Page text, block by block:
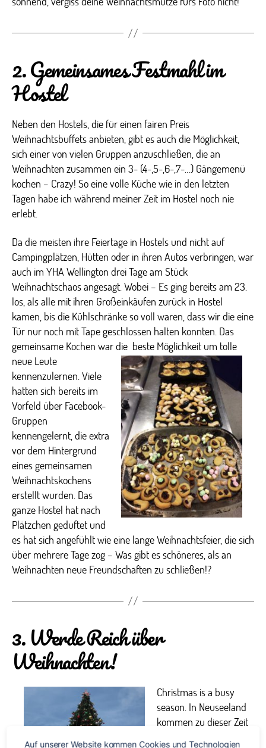
2. Gemeinsames Festmahl im
Hostel
Neben den Hostels, die für einen fairen Preis
Weihnachtsbuffets anbieten, gibt es auch die Möglichkeit,
sich einer von vielen Gruppen anzuschließen, die an
Weihnachten zusammen ein 3- (4-,5-,6-,7-…) Gängemenü
kochen – Crazy! So eine volle Küche wie in den letzten
Tagen habe ich während meiner Zeit im Hostel noch nie
erlebt.
Da die meisten ihre Feiertage in Hostels und nicht auf
Campingplätzen, Hütten oder in ihren Autos verbringen, war
auch im YHA Wellington drei Tage am Stück
Weihnachtschaos angesagt. Wobei – Es ging bereits am 23.
los, als alle mit ihren Großeinkäufen zurück in Hostel
kamen, bis die Kühlschränke so voll waren, dass wir die eine
Tür nur noch mit Tape geschlossen halten konnten. Das
gemeinsame Kochen war die beste Möglichkeit um tolle
neue Leute
kennenzulernen. Viele
hatten sich bereits im
Vorfeld über Facebook-
Gruppen
kennengelernt, die extra
vor dem Hintergrund
eines gemeinsamen
Weihnachtskochens
erstellt wurden. Das
ganze Hostel hat nach
Plätzchen geduftet und
es hat sich angefühlt wie eine lange Weihnachtsfeier, die sich
über mehrere Tage zog – Was gibt es schöneres, als an
Weihnachten neue Freundschaften zu schließen!?
3. Werde Reich über
Weihnachten!
Christmas is a busy
season. In Neuseeland
kommen zu dieser Zeit
Auf unserer Website kommen Cookies und Technologien